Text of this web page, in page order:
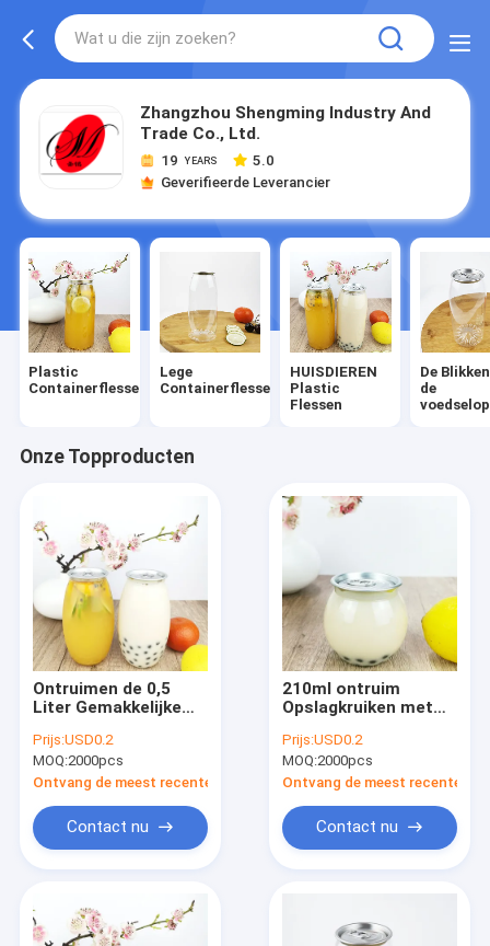
Zhangzhou Shengming Industry And
Trade Co., Ltd.
19 YEARS
5.0
Geverifieerde Leverancier
Plastic
Containerflessen
Lege
Containerflessen
HUISDIEREN
Plastic
Flessen
De
de
Onze Topproducten
Ontruimen de 0,5
Liter Gemakkelijke
de Theemelk van
Plastic
Containerflessen de
Sappen
Prijs:USD0.2
MOQ:2000pcs
Ontvang de meest recente Prijs
Contact nu
210ml ontruim
Opslagkruiken met
Domein van de
Bonennoten van het
Dekselsgraangewas
Prijs:USD0.2
MOQ:2000pcs
Ontvang de meest recente
Contact nu